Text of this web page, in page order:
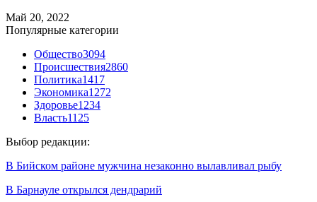
Май 20, 2022
Популярные категории
Общество3094
Происшествия2860
Политика1417
Экономика1272
Здоровье1234
Власть1125
Выбор редакции:
В Бийском районе мужчина незаконно вылавливал рыбу
В Барнауле открылся дендрарий